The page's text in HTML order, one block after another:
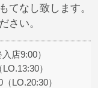
てなし致します。
さい。
店9:00）
）
LO.20:30）